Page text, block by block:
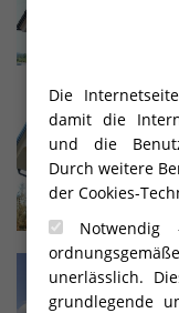
Die
damit die
und die
Durch weitere
der Cookies-
unerlässlich.
grundlegende